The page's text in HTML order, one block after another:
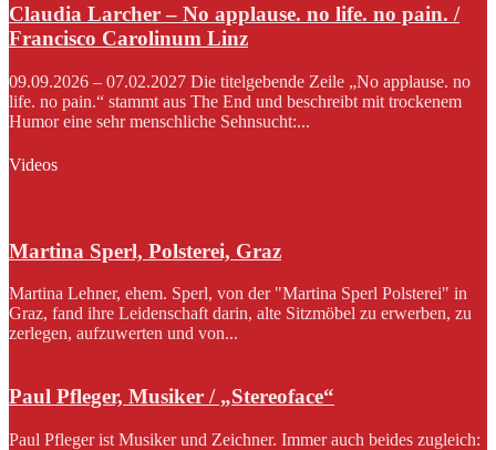
Claudia Larcher – No applause. no life. no pain. /
Francisco Carolinum Linz
09.09.2026 – 07.02.2027 Die titelgebende Zeile „No applause. no
life. no pain.“ stammt aus The End und beschreibt mit trockenem
Humor eine sehr menschliche Sehnsucht:...
Videos
Martina Sperl, Polsterei, Graz
Martina Lehner, ehem. Sperl, von der "Martina Sperl Polsterei" in
Graz, fand ihre Leidenschaft darin, alte Sitzmöbel zu erwerben, zu
zerlegen, aufzuwerten und von...
Paul Pfleger, Musiker / „Stereoface“
Paul Pfleger ist Musiker und Zeichner. Immer auch beides zugleich: